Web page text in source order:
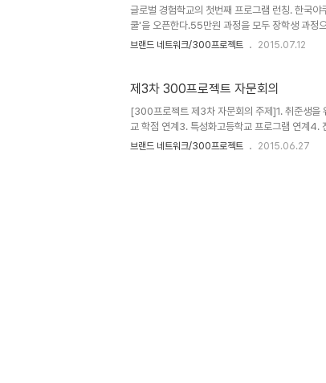
했다. 일본의..
글로벌 경험학교의 첫번째 프로그램 런칭. 한국
쿨'을 오픈한다.55만원 과정을 모두 장학생 과정
육과 기업의 실무를 경험하는 기회를, 기업은 참
집합니다. 한국야쿠르트 '하루야채'가 출시 10년
였습니다. 총 6주간 마케팅 전문교육과 현장 실
회!300프로젝트 도전자 ..
브랜드 네트워크/300프로젝트 2015.07.12
제3차 300프로젝트 자문회의
[300프로젝트 제3차 자문회의 주제]1. 취준생
교 학점 연계3. 특성화고등학교 프로그램 연계4.
학생들을 위한 프로그램6. 북리포터, 서평단 활동
브랜드 네트워크/300프로젝트 2015.06.27